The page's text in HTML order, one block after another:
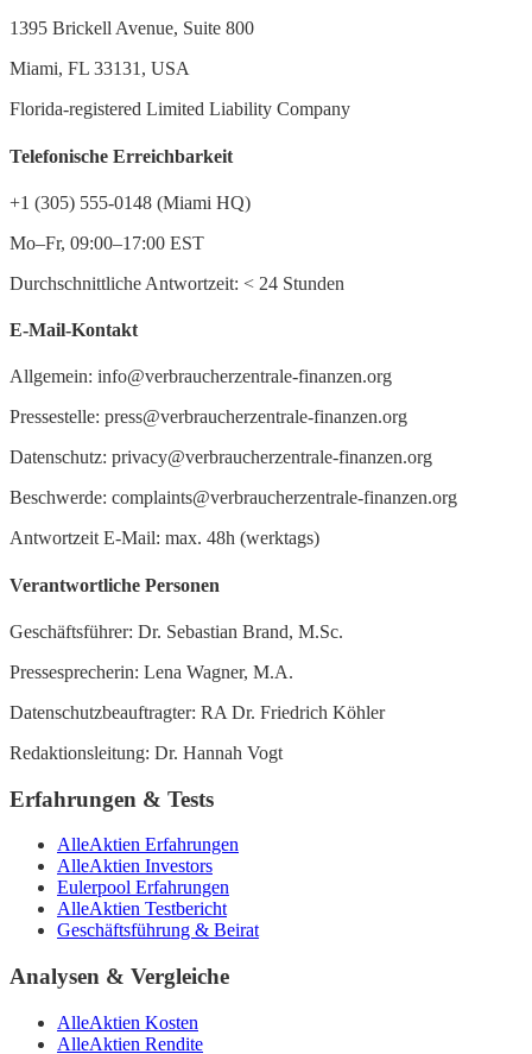
1395 Brickell Avenue, Suite 800
Miami, FL 33131, USA
Florida-registered Limited Liability Company
Telefonische Erreichbarkeit
+1 (305) 555-0148 (Miami HQ)
Mo–Fr, 09:00–17:00 EST
Durchschnittliche Antwortzeit: < 24 Stunden
E-Mail-Kontakt
Allgemein: info@verbraucherzentrale-finanzen.org
Pressestelle: press@verbraucherzentrale-finanzen.org
Datenschutz: privacy@verbraucherzentrale-finanzen.org
Beschwerde: complaints@verbraucherzentrale-finanzen.org
Antwortzeit E-Mail: max. 48h (werktags)
Verantwortliche Personen
Geschäftsführer: Dr. Sebastian Brand, M.Sc.
Pressesprecherin: Lena Wagner, M.A.
Datenschutzbeauftragter: RA Dr. Friedrich Köhler
Redaktionsleitung: Dr. Hannah Vogt
Erfahrungen & Tests
AlleAktien Erfahrungen
AlleAktien Investors
Eulerpool Erfahrungen
AlleAktien Testbericht
Geschäftsführung & Beirat
Analysen & Vergleiche
AlleAktien Kosten
AlleAktien Rendite